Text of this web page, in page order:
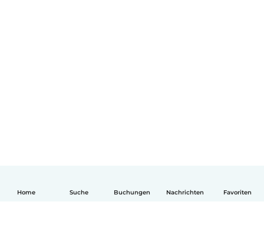
Home Suche Buchungen Nachrichten Favoriten